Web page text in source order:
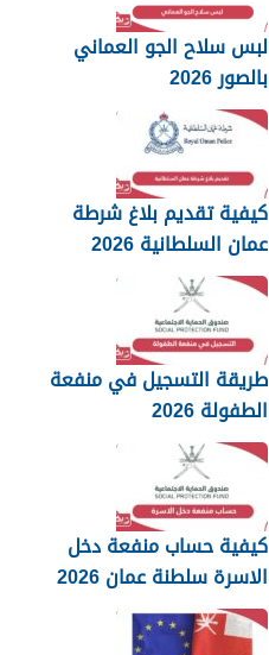
لبس سلاح الجو العماني
بالصور 2026
كيفية تقديم بلاغ شرطة
عمان السلطانية 2026
طريقة التسجيل في منفعة
الطفولة 2026
كيفية حساب منفعة دخل
الاسرة سلطنة عمان 2026